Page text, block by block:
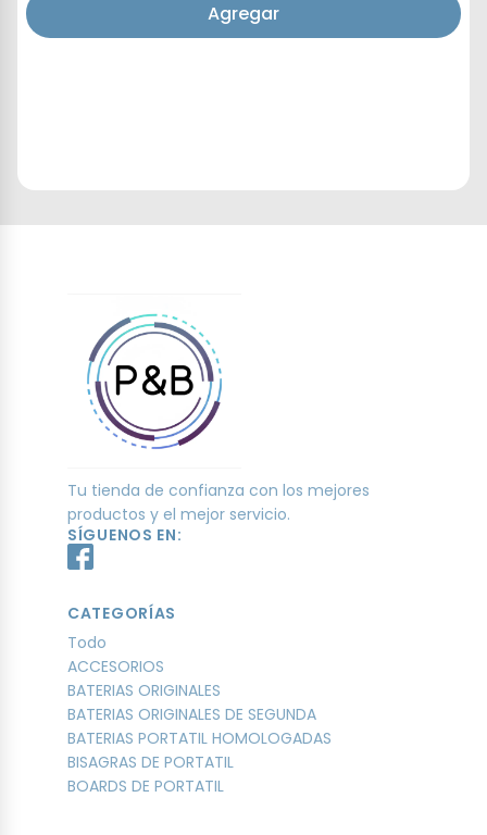
Agregar
Tu tienda de confianza con los mejores
productos y el mejor servicio.
SÍGUENOS EN:
CATEGORÍAS
Todo
ACCESORIOS
BATERIAS ORIGINALES
BATERIAS ORIGINALES DE SEGUNDA
BATERIAS PORTATIL HOMOLOGADAS
BISAGRAS DE PORTATIL
BOARDS DE PORTATIL